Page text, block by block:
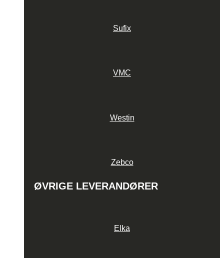
Sufix
VMC
Westin
Zebco
ØVRIGE LEVERANDØRER
Elka